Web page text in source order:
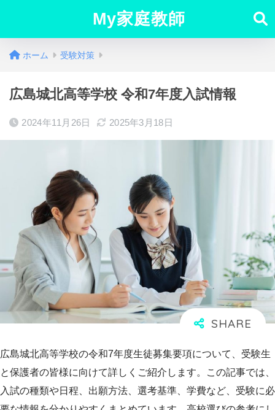
My家庭教師
ホーム 受験対策
広島城北高等学校 令和7年度入試情報
2024年11月26日 2025年3月18日
広島城北高等学校の令和7年度生徒募集要項について、受験生
と保護者の皆様に向けて詳しくご紹介します。この記事では、
入試の種類や日程、出願方法、選考基準、学費など、受験に必